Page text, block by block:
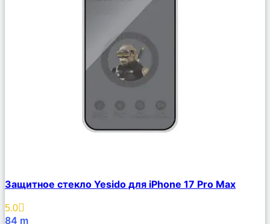
Описание
Избранное
Защитное стекло Yesido для iPhone 17 Pro Max
5.0
84 m